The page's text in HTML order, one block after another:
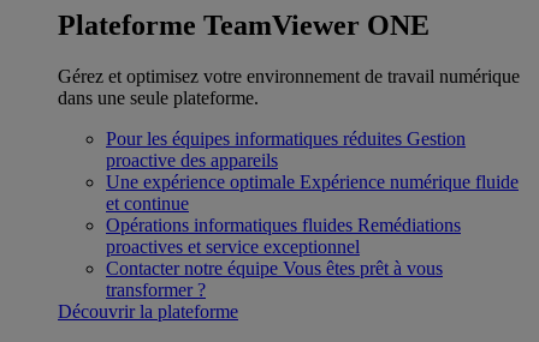
Plateforme TeamViewer ONE
Gérez et optimisez votre environnement de travail numérique
dans une seule plateforme.
Pour les équipes informatiques réduites Gestion
proactive des appareils
Une expérience optimale Expérience numérique fluide
et continue
Opérations informatiques fluides Remédiations
proactives et service exceptionnel
Contacter notre équipe Vous êtes prêt à vous
transformer ?
Découvrir la plateforme